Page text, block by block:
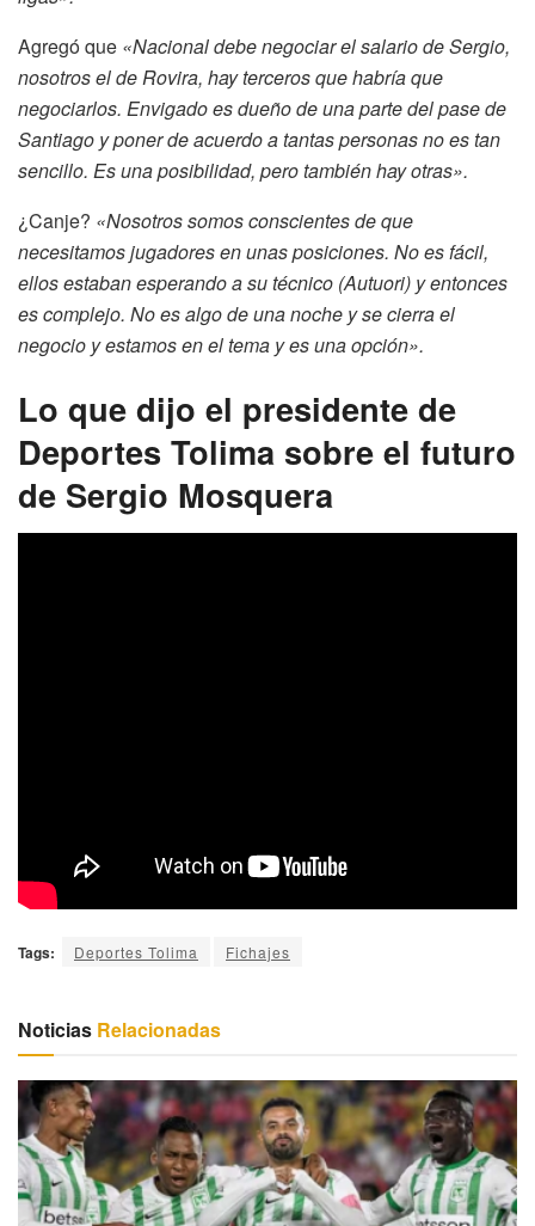
Agregó que «Nacional debe negociar el salario de Sergio,
nosotros el de Rovira, hay terceros que habría que
negociarlos. Envigado es dueño de una parte del pase de
Santiago y poner de acuerdo a tantas personas no es tan
sencillo. Es una posibilidad, pero también hay otras».
¿Canje? «Nosotros somos conscientes de que
necesitamos jugadores en unas posiciones. No es fácil,
ellos estaban esperando a su técnico (Autuori) y entonces
es complejo. No es algo de una noche y se cierra el
negocio y estamos en el tema y es una opción».
Lo que dijo el presidente de
Deportes Tolima sobre el futuro
de Sergio Mosquera
Tags: Deportes Tolima Fichajes
Noticias Relacionadas